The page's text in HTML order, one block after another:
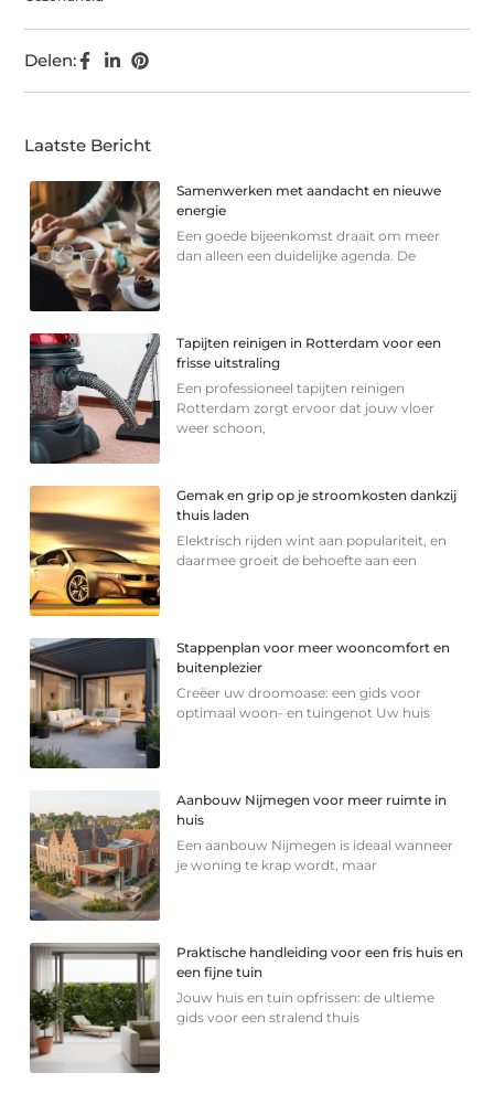
Delen:
Laatste Bericht
Samenwerken met aandacht en nieuwe
energie
Een goede bijeenkomst draait om meer
dan alleen een duidelijke agenda. De
Tapijten reinigen in Rotterdam voor een
frisse uitstraling
Een professioneel tapijten reinigen
Rotterdam zorgt ervoor dat jouw vloer
weer schoon,
Gemak en grip op je stroomkosten dankzij
thuis laden
Elektrisch rijden wint aan populariteit, en
daarmee groeit de behoefte aan een
Stappenplan voor meer wooncomfort en
buitenplezier
Creëer uw droomoase: een gids voor
optimaal woon- en tuingenot Uw huis
Aanbouw Nijmegen voor meer ruimte in
huis
Een aanbouw Nijmegen is ideaal wanneer
je woning te krap wordt, maar
Praktische handleiding voor een fris huis en
een fijne tuin
Jouw huis en tuin opfrissen: de ultieme
gids voor een stralend thuis